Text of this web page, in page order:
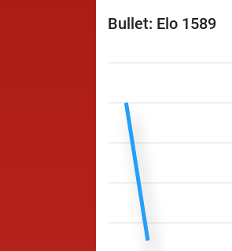
Bullet: Elo 1589